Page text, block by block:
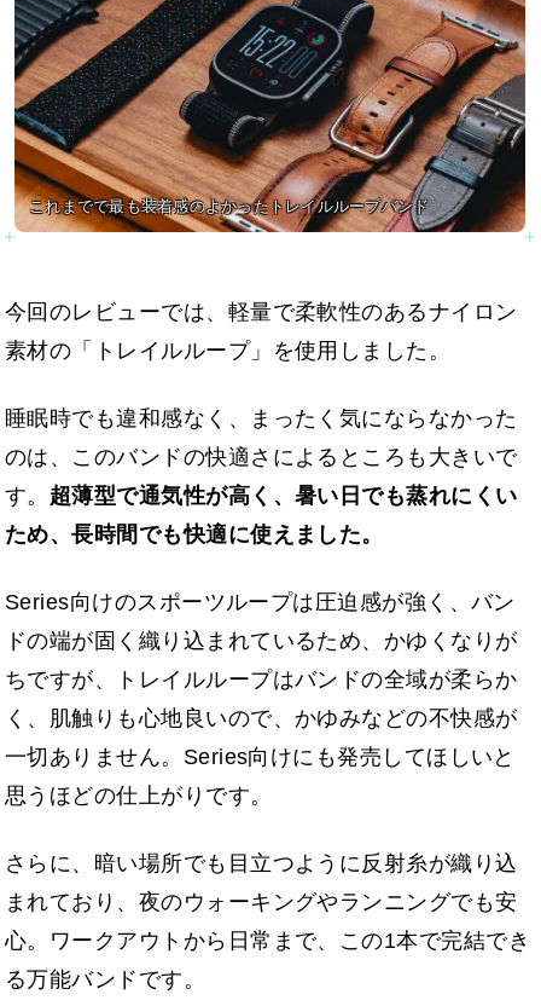
これまでで最も装着感のよかったトレイルループバンド
今回のレビューでは、軽量で柔軟性のあるナイロン
素材の「トレイルループ」を使用しました。
睡眠時でも違和感なく、まったく気にならなかった
のは、このバンドの快適さによるところも大きいで
す。 超薄型で通気性が高く、暑い日でも蒸れにくい
ため、長時間でも快適に使えました。
Series向けのスポーツループは圧迫感が強く、バン
ドの端が固く織り込まれているため、かゆくなりが
ちですが、トレイルループはバンドの全域が柔らか
く、肌触りも心地良いので、かゆみなどの不快感が
一切ありません。Series向けにも発売してほしいと
思うほどの仕上がりです。
さらに、暗い場所でも目立つように反射糸が織り込
まれており、夜のウォーキングやランニングでも安
心。ワークアウトから日常まで、この1本で完結でき
る万能バンドです。